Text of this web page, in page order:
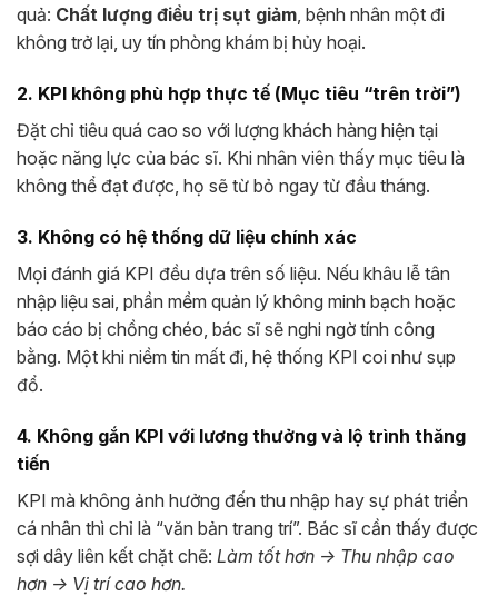
quả: Chất lượng điều trị sụt giảm, bệnh nhân một đi
không trở lại, uy tín phòng khám bị hủy hoại.
2. KPI không phù hợp thực tế (Mục tiêu “trên trời”)
Đặt chỉ tiêu quá cao so với lượng khách hàng hiện tại
hoặc năng lực của bác sĩ. Khi nhân viên thấy mục tiêu là
không thể đạt được, họ sẽ từ bỏ ngay từ đầu tháng.
3. Không có hệ thống dữ liệu chính xác
Mọi đánh giá KPI đều dựa trên số liệu. Nếu khâu lễ tân
nhập liệu sai, phần mềm quản lý không minh bạch hoặc
báo cáo bị chồng chéo, bác sĩ sẽ nghi ngờ tính công
bằng. Một khi niềm tin mất đi, hệ thống KPI coi như sụp
đổ.
4. Không gắn KPI với lương thưởng và lộ trình thăng
tiến
KPI mà không ảnh hưởng đến thu nhập hay sự phát triển
cá nhân thì chỉ là “văn bản trang trí”. Bác sĩ cần thấy được
sợi dây liên kết chặt chẽ: Làm tốt hơn -> Thu nhập cao
hơn -> Vị trí cao hơn.